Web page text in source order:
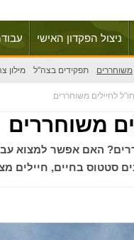
ניצול הפקדון האישי
משוחררים תפקידים בצה"ל מילון
לחיילים משוחררים
משוחררים
האם אפשר למצוא
סטטוס בחיים, חיילים